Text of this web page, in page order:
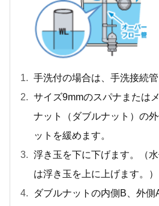
手洗付の場合は、手洗接続管
サイズ9mmのスパナまたは
ナット（ダブルナット）の
ットを緩めます。
浮き玉を下に下げます。（
は浮き玉を上に上げます。）
ダブルナットの内側B、外